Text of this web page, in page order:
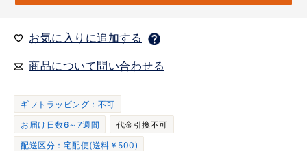
お気に入りに追加する
商品について問い合わせる
ギフトラッピング：不可
お届け日数6～7週間
代金引換不可
配送区分：宅配便(送料￥500)